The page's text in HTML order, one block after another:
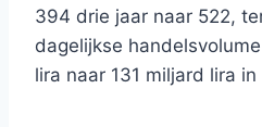
394 drie jaar naar 522,
dagelijkse
lira naar 131 miljard lira